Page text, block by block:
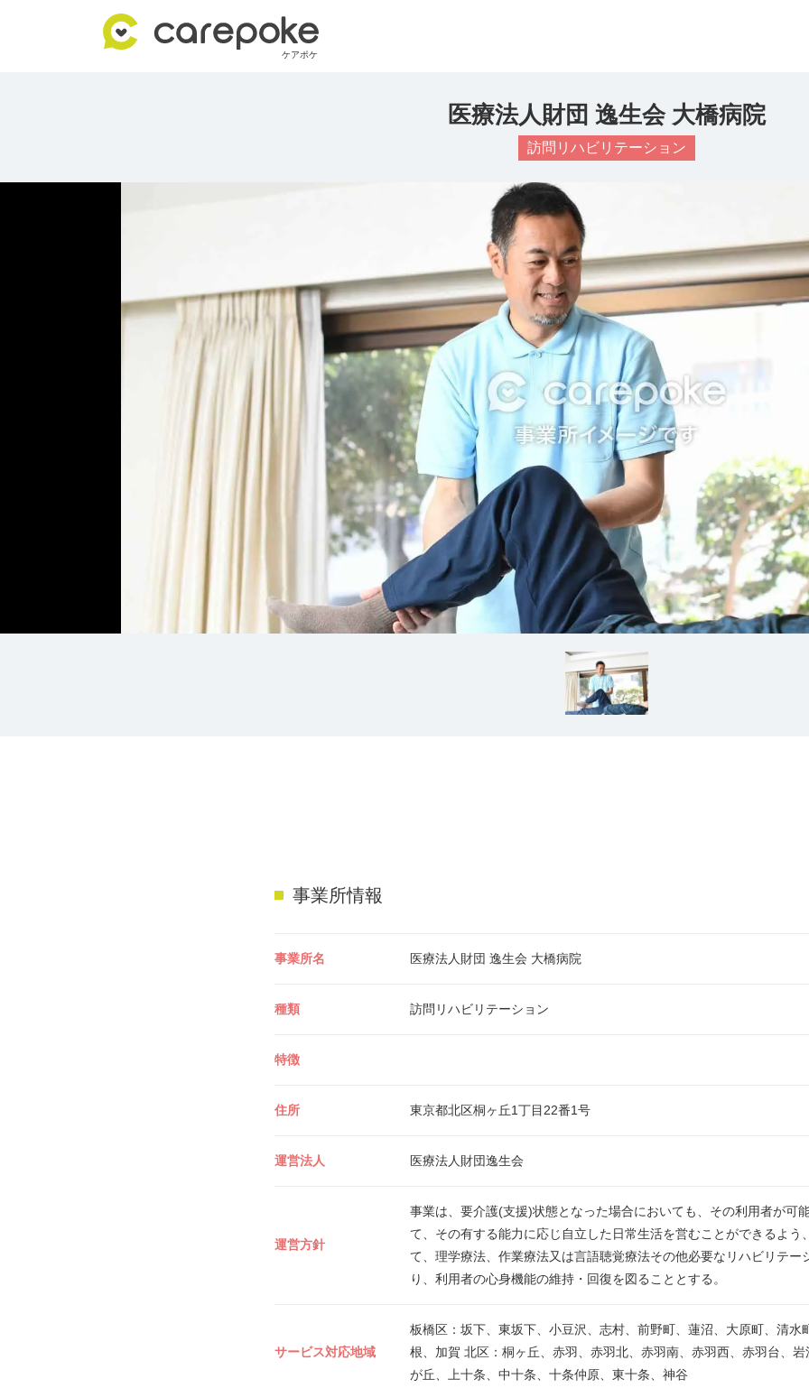
医療法人財団 逸生会 大橋病院
訪問リハビリテーション
事業所情報
事業所名 医療法人財団 逸生会 大橋病院
種類 訪問リハビリテーション
特徴
住所 東京都北区桐ヶ丘1丁目22番1号
運営法人 医療法人財団逸生会
運営方針
事業は、要介護(支援)状態となった場合においても、その利用者が可
て、その有する能力に応じ自立した日常生活を営むことができるよう
て、理学療法、作業療法又は言語聴覚療法その他必要なリハビリテー
り、利用者の心身機能の維持・回復を図ることとする。
サービス対応地域
板橋区：坂下、東坂下、小豆沢、志村、前野町、蓮沼、大原町、清水
根、加賀 北区：桐ヶ丘、赤羽、赤羽北、赤羽南、赤羽西、赤羽台、
が丘、上十条、中十条、十条仲原、東十条、神谷